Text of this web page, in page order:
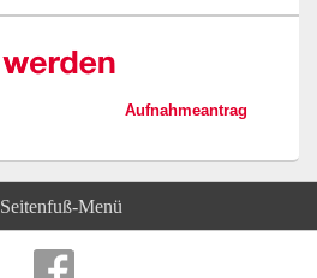
Aufnahmeantrag
Seitenfuß-Menü